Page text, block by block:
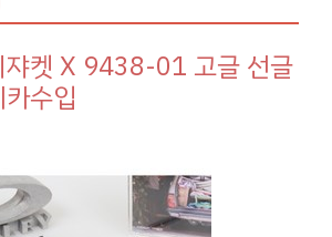
쟈켓 X 9438-01 고글 선글
수입